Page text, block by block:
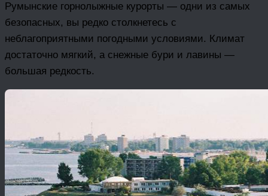
Румынские горнолыжные курорты — одни из самых
безопасных, вы редко столкнетесь с
неблагоприятными погодными условиями. Климат
достаточно мягкий, а снежные бури и лавины —
большая редкость.